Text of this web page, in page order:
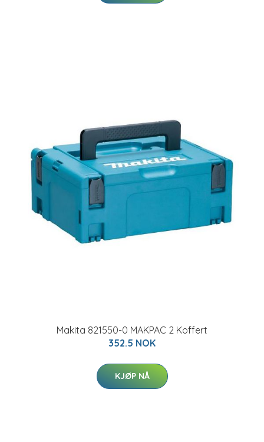
Makita 821550-0 MAKPAC 2 Koffert
352.5 NOK
KJØP NÅ